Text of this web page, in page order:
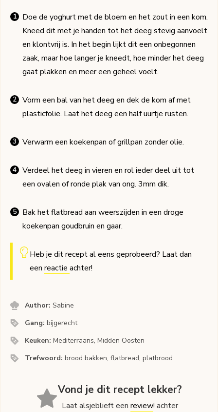
Doe de yoghurt met de bloem en het zout in een kom.
Kneed dit met je handen tot het deeg stevig aanvoelt
en klontvrij is. In het begin lijkt dit een onbegonnen
zaak, maar hoe langer je kneedt, hoe minder het deeg
gaat plakken en meer een geheel voelt.
Vorm een bal van het deeg en dek de kom af met
plasticfolie. Laat het deeg een half uurtje rusten.
Verwarm een koekenpan of grillpan zonder olie.
Verdeel het deeg in vieren en rol ieder deel uit tot
een ovalen of ronde plak van ong. 3mm dik.
Bak het flatbread aan weerszijden in een droge
koekenpan goudbruin en gaar.
Heb je dit recept al eens geprobeerd? Laat dan
een reactie achter!
Author:Sabine
Gang:bijgerecht
Keuken:Mediterraans, Midden Oosten
Trefwoord:brood bakken, flatbread, platbrood
Vond je dit recept lekker?
Laat alsjeblieft eenreview! achter